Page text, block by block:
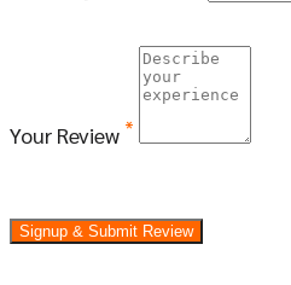
Your Review *
Signup & Submit Review